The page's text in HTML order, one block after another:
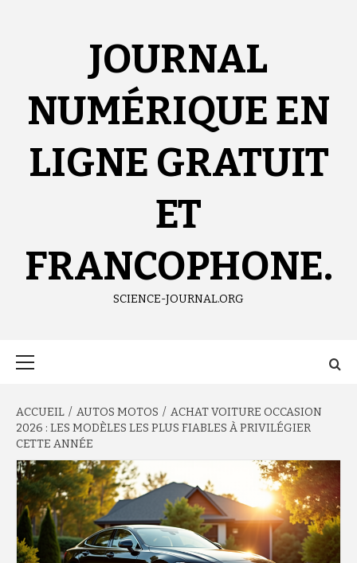
JOURNAL
NUMÉRIQUE EN
LIGNE GRATUIT
ET
FRANCOPHONE.
SCIENCE-JOURNAL.ORG
ACCUEIL AUTOS MOTOS
ACHAT VOITURE OCCASION
2026 : LES MODÈLES LES PLUS FIABLES À PRIVILÉGIER
CETTE ANNÉE